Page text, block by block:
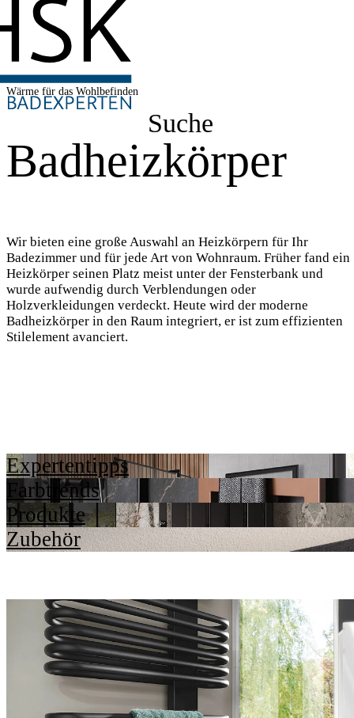
Suche
Wärme für das Wohlbefinden
Badheizkörper
Wir bieten eine große Auswahl an Heizkörpern für Ihr
Badezimmer und für jede Art von Wohnraum. Früher fand ein
Heizkörper seinen Platz meist unter der Fensterbank und
wurde aufwendig durch Verblendungen oder
Holzverkleidungen verdeckt. Heute wird der moderne
Badheizkörper in den Raum integriert, er ist zum effizienten
Stilelement avanciert.
Expertentipps
Farbtrends
Produkte
Zubehör